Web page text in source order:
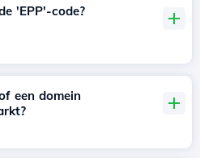
'EPP'-code?
een domein